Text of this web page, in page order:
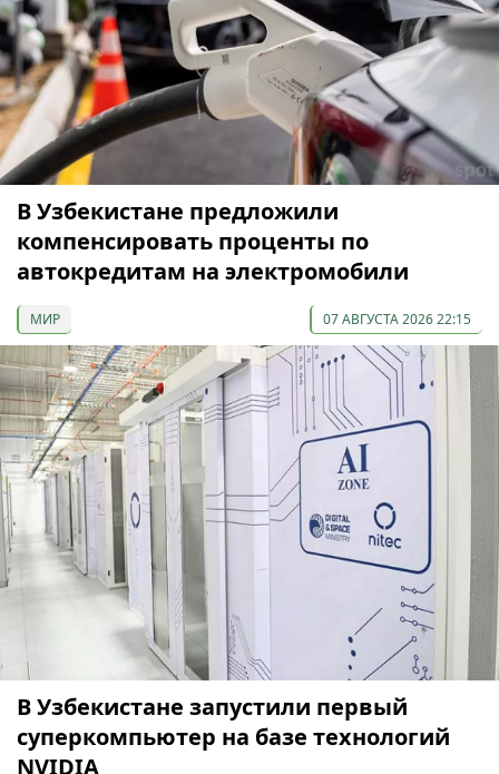
В Узбекистане предложили
компенсировать проценты по
автокредитам на электромобили
МИР 07 АВГУСТА 2026 22:15
В Узбекистане запустили первый
суперкомпьютер на базе технологий
NVIDIA